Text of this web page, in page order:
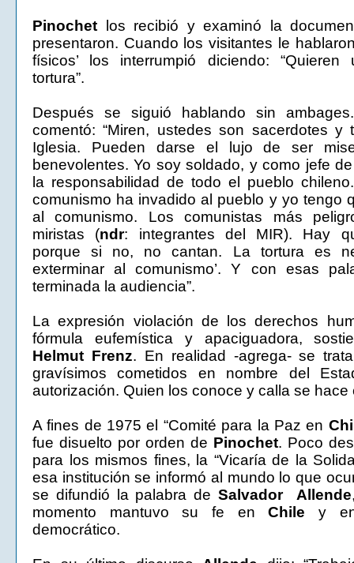
Pinochet los recibió y examinó la
presentaron. Cuando los visitantes le
físicos’ los interrumpió diciendo: “Quieren
tortura”.
Después se siguió hablando sin
comentó: “Miren, ustedes son sacerdotes y
Iglesia. Pueden darse el lujo de ser
benevolentes. Yo soy soldado, y como jefe
la responsabilidad de todo el pueblo
comunismo ha invadido al pueblo y yo tengo
al comunismo. Los comunistas más
miristas (ndr: integrantes del MIR). Hay
porque si no, no cantan. La tortura es
exterminar al comunismo’. Y con esas
terminada la audiencia”.
La expresión violación de los derechos
fórmula eufemística y apaciguadora,
Helmut Frenz. En realidad -agrega- se
gravísimos cometidos en nombre del
autorización. Quien los conoce y calla se hace
A fines de 1975 el “Comité para la Paz en
fue disuelto por orden de Pinochet. Poco
para los mismos fines, la “Vicaría de la
esa institución se informó al mundo lo que
se difundió la palabra de Salvador Allende
momento mantuvo su fe enChile y
democrático.